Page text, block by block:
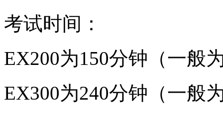
考试时间：
EX200为150分钟（一般
EX300为240分钟（一般